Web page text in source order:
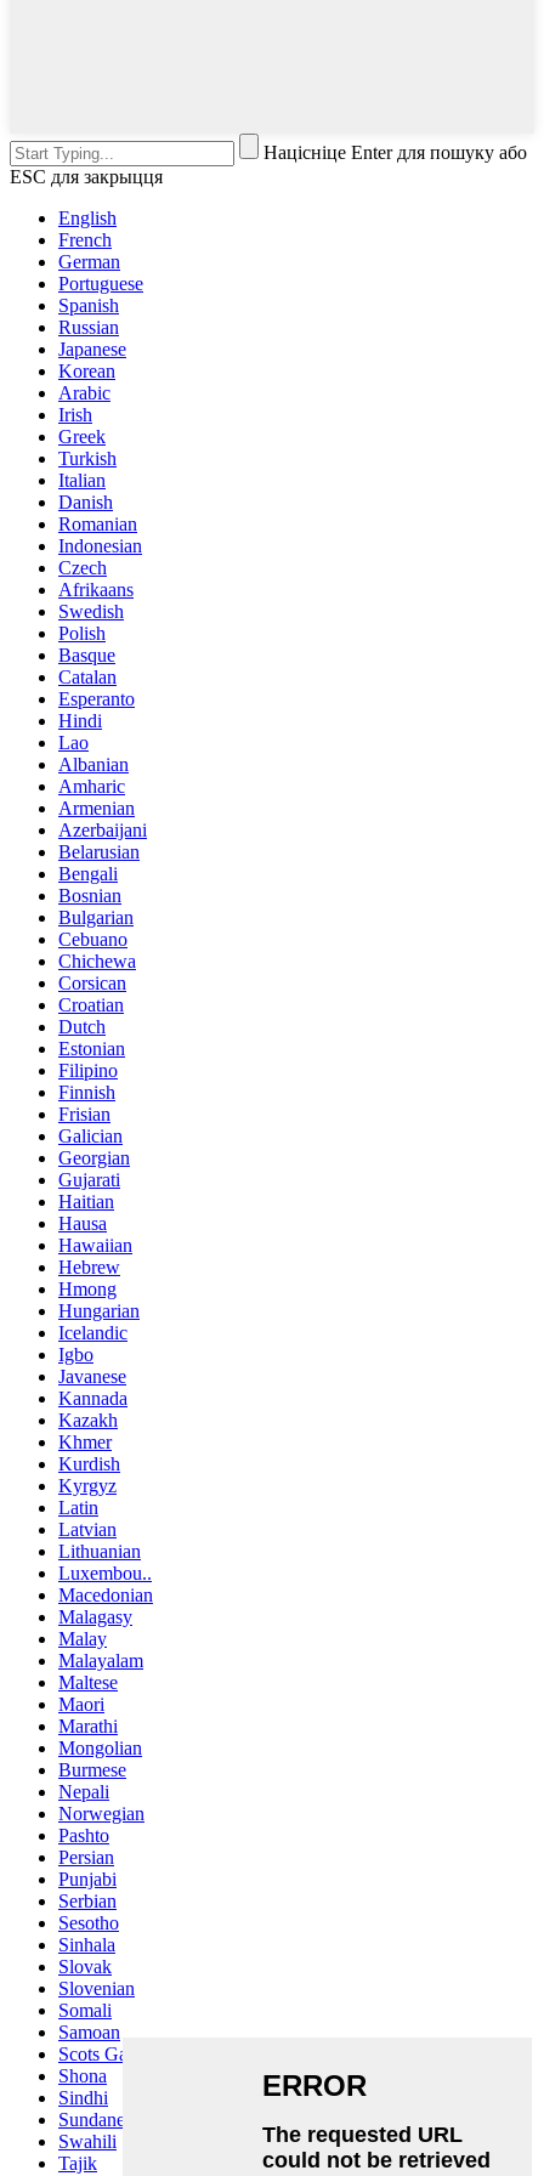
Націсніце Enter для пошуку або
ESC для закрыцця
English
French
German
Portuguese
Spanish
Russian
Japanese
Korean
Arabic
Irish
Greek
Turkish
Italian
Danish
Romanian
Indonesian
Czech
Afrikaans
Swedish
Polish
Basque
Catalan
Esperanto
Hindi
Lao
Albanian
Amharic
Armenian
Azerbaijani
Belarusian
Bengali
Bosnian
Bulgarian
Cebuano
Chichewa
Corsican
Croatian
Dutch
Estonian
Filipino
Finnish
Frisian
Galician
Georgian
Gujarati
Haitian
Hausa
Hawaiian
Hebrew
Hmong
Hungarian
Icelandic
Igbo
Javanese
Kannada
Kazakh
Khmer
Kurdish
Kyrgyz
Latin
Latvian
Lithuanian
Luxembou..
Macedonian
Malagasy
Malay
Malayalam
Maltese
Maori
Marathi
Mongolian
Burmese
Nepali
Norwegian
Pashto
Persian
Punjabi
Serbian
Sesotho
Sinhala
Slovak
Slovenian
Somali
Samoan
Scots Gaelic
Shona
Sindhi
Sundanese
Swahili
Tajik